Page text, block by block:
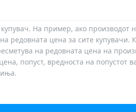
На пример, ако
редовната цена за сите
на редовната цена на
цена, попуст, вредноста на